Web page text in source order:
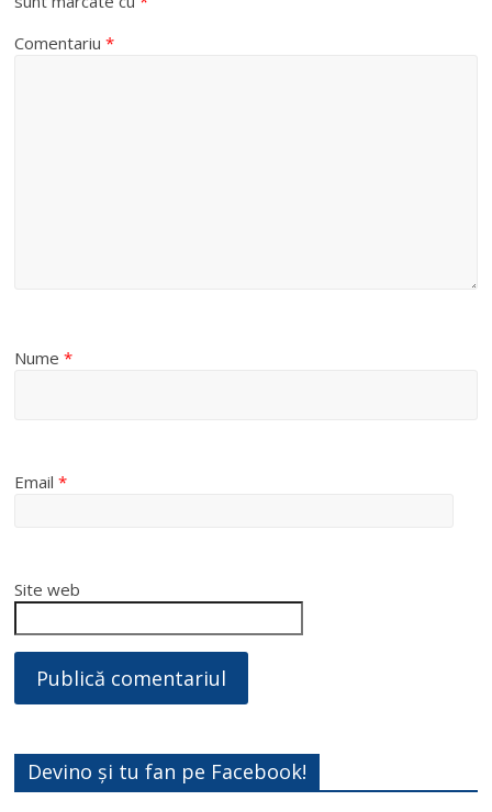
Comentariu*
Nume*
Email*
Site web
Devino și tu fan pe Facebook!